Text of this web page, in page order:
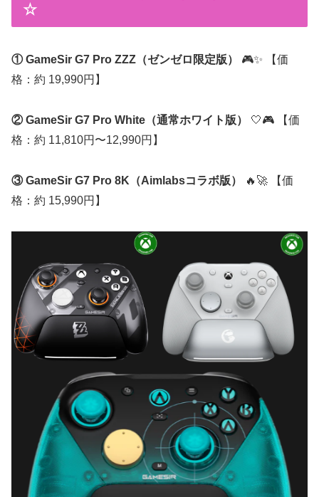
☆
① GameSir G7 Pro ZZZ（ゼンゼロ限定版）
🎮✨ 【価
格：約 19,990円】
② GameSir G7 Pro White（通常ホワイト版）
🤍🎮 【価
格：約 11,810円〜12,990円】
③ GameSir G7 Pro 8K（Aimlabsコラボ版）
🔥🚀 【価
格：約 15,990円】